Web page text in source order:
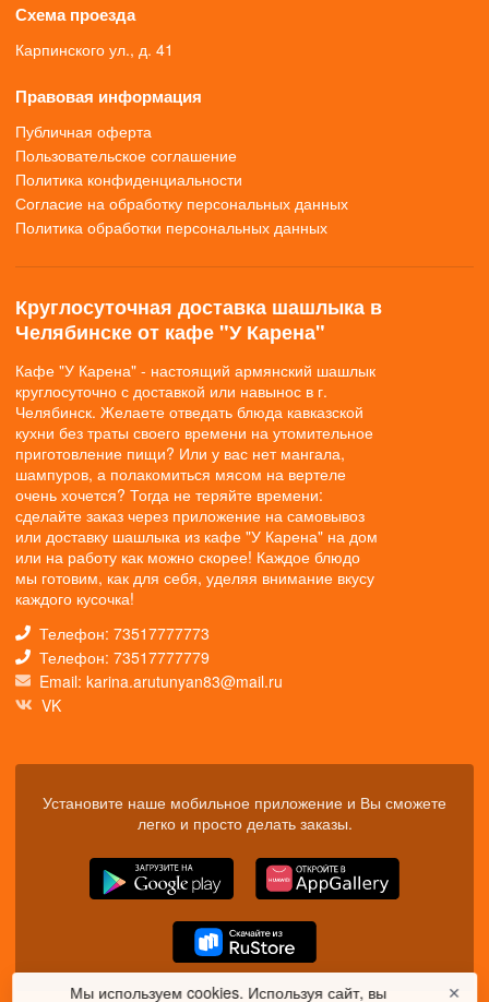
Схема проезда
Карпинского ул., д. 41
Правовая информация
Публичная оферта
Пользовательское соглашение
Политика конфиденциальности
Согласие на обработку персональных данных
Политика обработки персональных данных
Круглосуточная доставка шашлыка в
Челябинске от кафе "У Карена"
Кафе "У Карена" - настоящий армянский шашлык
круглосуточно с доставкой или навынос в г.
Челябинск. Желаете отведать блюда кавказской
кухни без траты своего времени на утомительное
приготовление пищи? Или у вас нет мангала,
шампуров, а полакомиться мясом на вертеле
очень хочется? Тогда не теряйте времени:
сделайте заказ через приложение на самовывоз
или доставку шашлыка из кафе "У Карена" на дом
или на работу как можно скорее! Каждое блюдо
мы готовим, как для себя, уделяя внимание вкусу
каждого кусочка!
Телефон: 73517777773
Телефон: 73517777779
Email: karina.arutunyan83@mail.ru
VK
Установите наше мобильное приложение и Вы сможете
легко и просто делать заказы.
Мы используем cookies. Используя сайт, вы ✕